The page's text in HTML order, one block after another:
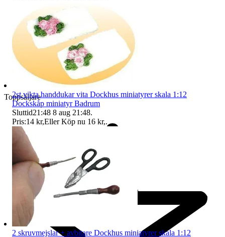
Toppsäljare
2st vikta handdukar vita Dockhus miniatyrer skala 1:12
Dockskåp miniatyr Badrum
Sluttid21:48 8 aug 21:48.
Pris:14 kr,Eller Köp nu 16 kr,.
2 skruvmejslar + avbitare Dockhus miniatyrer skala 1:12